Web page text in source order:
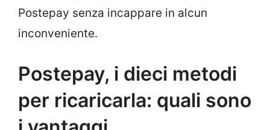
Postepay senza incappare in alcun
inconveniente.
Postepay, i dieci metodi
per ricaricarla: quali sono